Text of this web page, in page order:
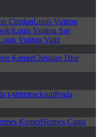
CüzdanLouis Vuitton
Louis Vuitton Sırt
Vuitton Valiz
KemerChristian Dior
t-shirt/tracksuitPrada
KemerHermes Çanta